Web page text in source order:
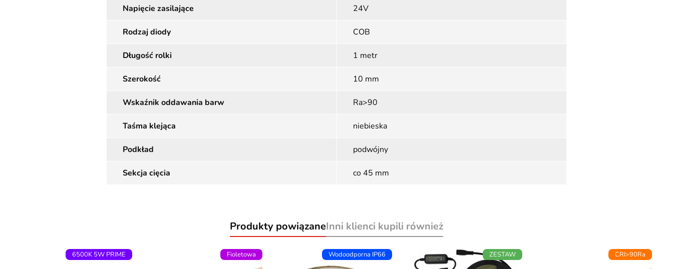
Napięcie zasilające 24V
Rodzaj diody COB
Długość rolki 1 metr
Szerokość 10 mm
Wskaźnik oddawania barw Ra>90
Taśma klejąca niebieska
Podkład podwójny
Sekcja cięcia co 45 mm
Produkty powiązaneInni klienci kupili również
6500K 5W PRIME Fioletowa Wodoodporna IP66 ZESTAW CRI>90Ra